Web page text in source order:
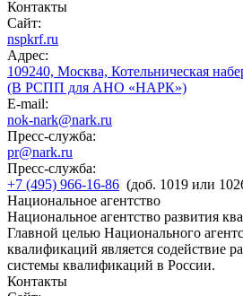
Контакты
Сайт:
nspkrf.ru
Адрес:
109240, Москва, Котельническая
(В РСПП для АНО «НАРК»)
E-mail:
nok-nark@nark.ru
Пресс-служба:
pr@nark.ru
Пресс-служба:
+7 (495) 966-16-86 (доб. 1019 или
Национальное агентство
Национальное агентство развития
Главной целью Национального
квалификаций является содействие
системы квалификаций в России.
Контакты